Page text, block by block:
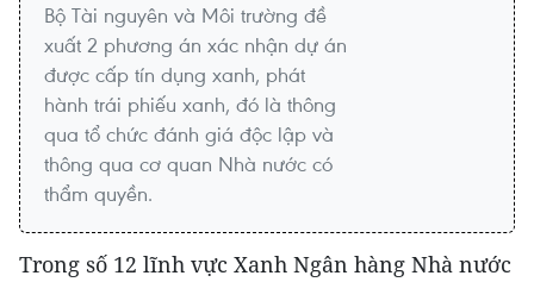
Bộ Tài nguyên và Môi trường đề
xuất 2 phương án xác nhận dự án
được cấp tín dụng xanh, phát
hành trái phiếu xanh, đó là thông
qua tổ chức đánh giá độc lập và
thông qua cơ quan Nhà nước có
thẩm quyền.
Trong số 12 lĩnh vực Xanh Ngân hàng Nhà nước